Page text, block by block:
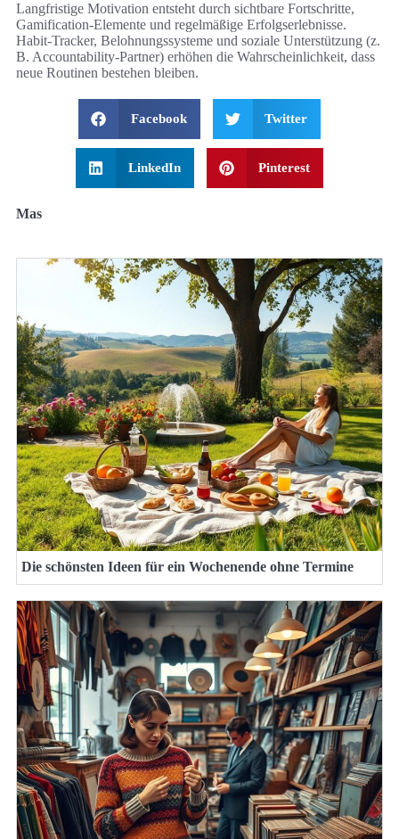
Langfristige Motivation entsteht durch sichtbare Fortschritte,
Gamification‑Elemente und regelmäßige Erfolgserlebnisse.
Habit‑Tracker, Belohnungssysteme und soziale Unterstützung (z.
B. Accountability‑Partner) erhöhen die Wahrscheinlichkeit, dass
neue Routinen bestehen bleiben.
Facebook Twitter
LinkedIn Pinterest
Mas
Die schönsten Ideen für ein Wochenende ohne Termine